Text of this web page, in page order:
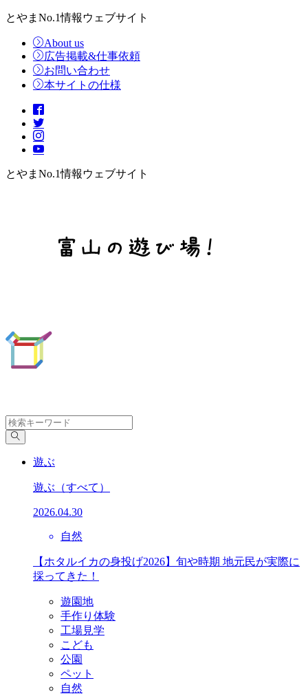
とやまNo.1情報ウェブサイト
About us
広告掲載&仕事依頼
お問い合わせ
本サイトの仕様
とやまNo.1情報ウェブサイト
遊ぶ
遊ぶ （すべて）
2026.04.30
自然
【ホタルイカの身投げ2026】旬や時期 地元民が実際に
採ってきた！
遊園地
手作り体験
工場見学
こども
公園
ペット
自然